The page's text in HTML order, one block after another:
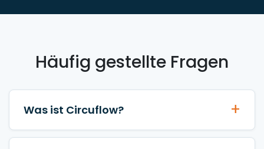
Häufig gestellte Fragen
Was ist Circuflow?